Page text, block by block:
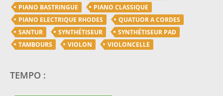
PIANO BASTRINGUE
PIANO CLASSIQUE
PIANO ELECTRIQUE RHODES
QUATUOR A CORDES
SANTUR
SYNTHÉTISEUR
SYNTHÉTISEUR PAD
TAMBOURS
VIOLON VIOLONCELLE
TEMPO :